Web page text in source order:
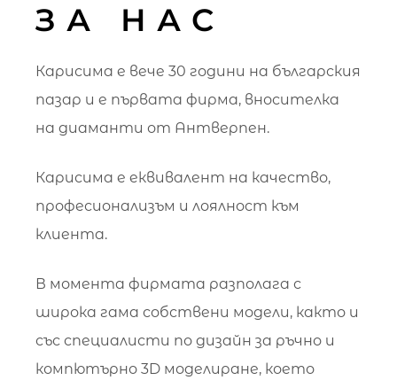
ЗА НАС
Карисима е вече 30 години на българския
пазар и е първата фирма, вносителка
на диаманти от Антверпен.
Карисима е еквивалент на качество,
професионализъм и лоялност към
клиента.
В момента фирмата разполага с
широка гама собствени модели, както и
със специалисти по дизайн за ръчно и
компютърно 3D моделиране, което